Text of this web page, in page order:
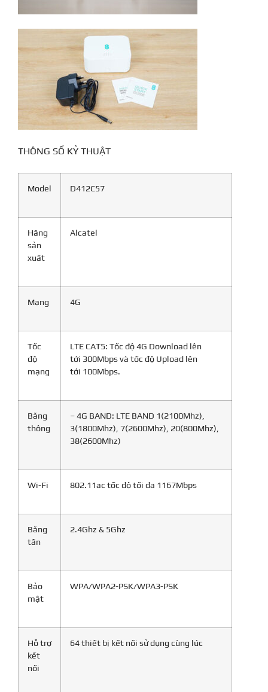
THÔNG SỐ KỶ THUẬT
Model D412C57
Hãng
sản
xuất
Alcatel
Mạng 4G
Tốc
độ
mạng
LTE CAT5: Tốc độ 4G Download lên
tới 300Mbps và tốc độ Upload lên
tới 100Mbps.
Băng
thông
– 4G BAND: LTE BAND 1(2100Mhz),
3(1800Mhz), 7(2600Mhz), 20(800Mhz),
38(2600Mhz)
Wi-Fi 802.11ac tốc độ tối đa 1167Mbps
Băng
tần
2.4Ghz & 5Ghz
Bảo
mật
WPA/WPA2-PSK/WPA3-PSK
Hỗ trợ
kết
nối
64 thiết bị kết nối sử dụng cùng lúc